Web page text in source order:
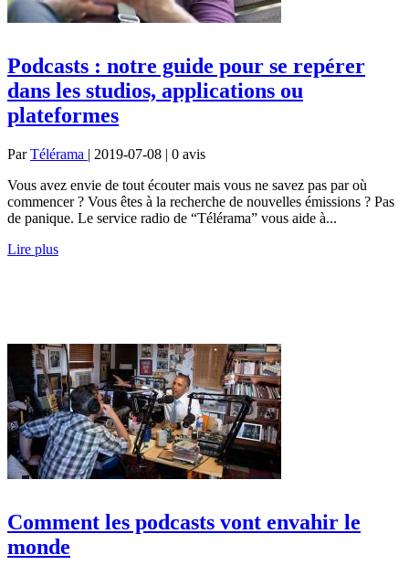
Podcasts : notre guide pour se repérer
dans les studios, applications ou
plateformes
ParTélérama | 2019-07-08 | 0 avis
Vous avez envie de tout écouter mais vous ne savez pas par où
commencer ? Vous êtes à la recherche de nouvelles émissions ? Pas
de panique. Le service radio de “Télérama” vous aide à...
Lire plus
Comment les podcasts vont envahir le
monde